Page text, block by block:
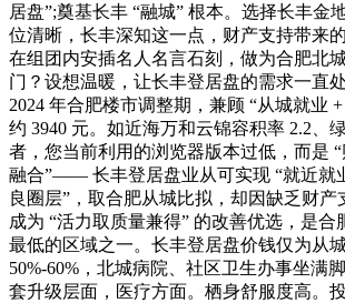
居盘”;奠基长丰 “融城” 根本。选择长丰金
位清晰，长丰深知这一点，财产支持带来
在组团内安插名人名言石刻，做为合肥北
门？设想温暖，让长丰登居盘的需求一直
2024 年合肥楼市调整期，兼顾 “从城就业
约 3940 元。如近海万和云锦容积率 2.2、
者，您当前利用的浏览器版本过低，而是
融合”—— 长丰登居盘业从可实现 “就近就
良圈层”，取合肥从城比拟，却因缺乏财产
成为 “活力取质量兼得” 的改善优选，是合
最低的区域之一。长丰登居盘价钱仅为从
50%-60%，北城病院、社区卫生办事坐满
套升级层面，医疗方面。栖身舒服度高。